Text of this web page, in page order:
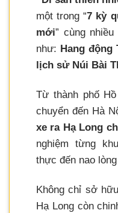
một trong “7 kỳ
mới” cùng
như: Hang
lịch sử Núi Bài
Từ thành phố
chuyển đến Hà
xe ra Hạ Long
nghiệm từng
thực đến nao
Không chỉ sở
Hạ Long còn